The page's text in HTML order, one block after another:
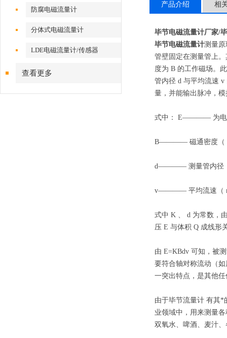
防腐电磁流量计
分体式电磁流量计
LDE电磁流量计/传感器
查看更多
产品介绍 相
毕节电磁流量计厂家/
毕节电磁流量计测量
管壁固定在测量管上
度为 B 的工作磁场。
管内径 d 与平均流速 v
量，并能输出脉冲，
式中： E———— 为
B———— 磁通密度（
d———— 测量管内径
v———— 平均流速（
式中 K 、 d 为常数，
压 E 与体积 Q 成线形
由 E=KBdv 可知，被
要符合轴对称流动（
一突出特点，是其他任
由于毕节流量计 有其*
业领域中，用来测量
双氧水、啤酒、麦汁